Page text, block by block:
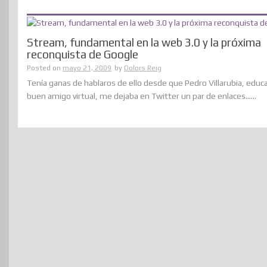
Stream, fundamental en la web 3.0 y la próxima
reconquista de Google
Posted on mayo 21, 2009 by Dolors Reig
Tenía ganas de hablaros de ello desde que Pedro Villarubia,
buen amigo virtual, me dejaba en Twitter un par de enlaces......